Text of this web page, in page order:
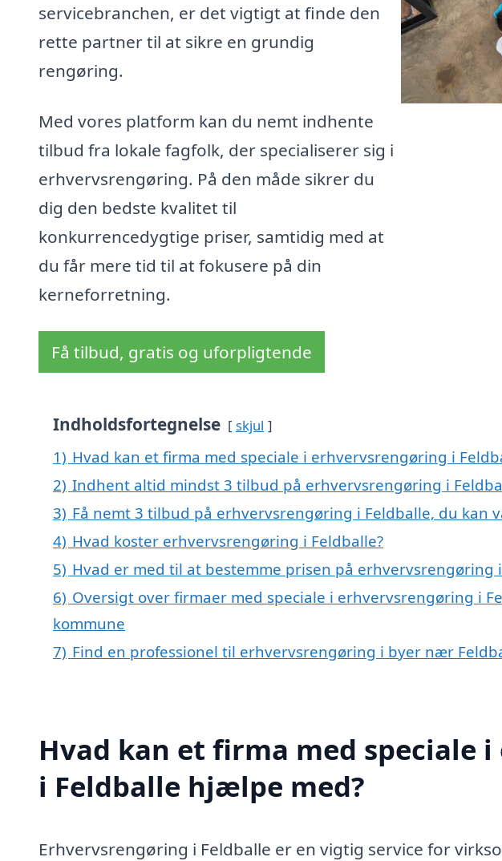
servicebranchen, er det vigtigt at finde den
rette partner til at sikre en grundig
rengøring.
Med vores platform kan du nemt indhente
tilbud fra lokale fagfolk, der specialiserer sig i
erhvervsrengøring. På den måde sikrer du
dig den bedste kvalitet til
konkurrencedygtige priser, samtidig med at
du får mere tid til at fokusere på din
kerneforretning.
Få tilbud, gratis og uforpligtende
Indholdsfortegnelse skjul
1) Hvad kan et firma med speciale i erhvervsrengøring i
2) Indhent altid mindst 3 tilbud på erhvervsrengøring i
3) Få nemt 3 tilbud på erhvervsrengøring i Feldballe, du kan
4) Hvad koster erhvervsrengøring i Feldballe?
5) Hvad er med til at bestemme prisen på erhvervsrengøring
6) Oversigt over firmaer med speciale i erhvervsrengøring i
kommune
7) Find en professionel til erhvervsrengøring i byer nær
Hvad kan et firma med speciale
i Feldballe hjælpe med?
Erhvervsrengøring i Feldballe er en vigtig service for